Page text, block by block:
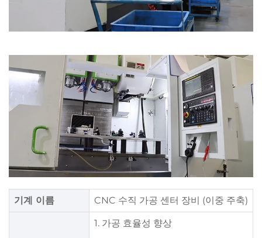
기계 이름 CNC 수직 가공 센터 장비 (이중 주축)
1. 가공 효율성 향상